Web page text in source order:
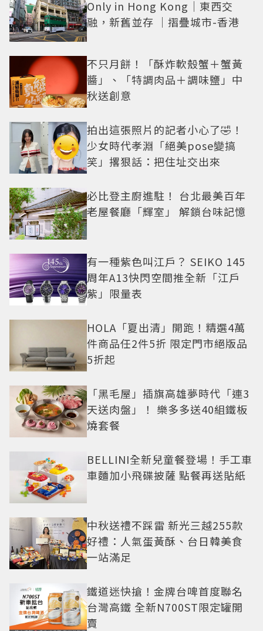
Only in Hong Kong｜東西交
融，新舊並存 ｜摺疊城市-香港
不只月餅！「酥炸軟殼蟹＋蟹黃
醬」、「特調肉品＋調味鹽」中
秋送創意
拍出這張照片的記者小心了🤣！
少女時代孝淵「絕美pose變搞
笑」撂狠話：把住址交出來
必比登主廚進駐！ 台北最美百年
老屋餐廳「輝室」 解鎖台味記憶
有一種紫色叫江戶？ SEIKO 145
周年A13快閃空間推全新「江戶
紫」限量表
HOLA「夏出清」開跑！精選4萬
件商品任2件5折 限定門市絕版品
5折起
「黑毛屋」插旗高雄夢時代「連3
天送肉盤」！ 樂多多送40組鐵板
燒套餐
BELLINI全新兒童餐登場！手工車
車麵加小飛碟披薩 點餐再送貼紙
中秋送禮不踩雷 新光三越255款
好禮：人氣蛋黃酥、台日韓美食
一站滿足
鐵道迷快搶！金牌台啤首度聯名
台灣高鐵 全新N700ST限定罐開
賣